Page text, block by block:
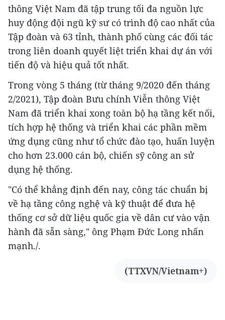
thông Việt Nam đã tập trung tối đa nguồn lực
huy động đội ngũ kỹ sư có trình độ cao nhất của
Tập đoàn và 63 tỉnh, thành phố cùng các đối tác
trong liên doanh quyết liệt triển khai dự án với
tiến độ và hiệu quả tốt nhất.
Trong vòng 5 tháng (từ tháng 9/2020 đến tháng
2/2021), Tập đoàn Bưu chính Viễn thông Việt
Nam đã triển khai xong toàn bộ hạ tầng kết nối,
tích hợp hệ thống và triển khai các phần mềm
ứng dụng cũng như tổ chức đào tạo, huấn luyện
cho hơn 23.000 cán bộ, chiến sỹ công an sử
dụng hệ thống.
"Có thể khẳng định đến nay, công tác chuẩn bị
về hạ tầng công nghệ và kỹ thuật để đưa hệ
thống cơ sở dữ liệu quốc gia về dân cư vào vận
hành đã sẵn sàng," ông Phạm Đức Long nhấn
mạnh./.
(TTXVN/Vietnam+)